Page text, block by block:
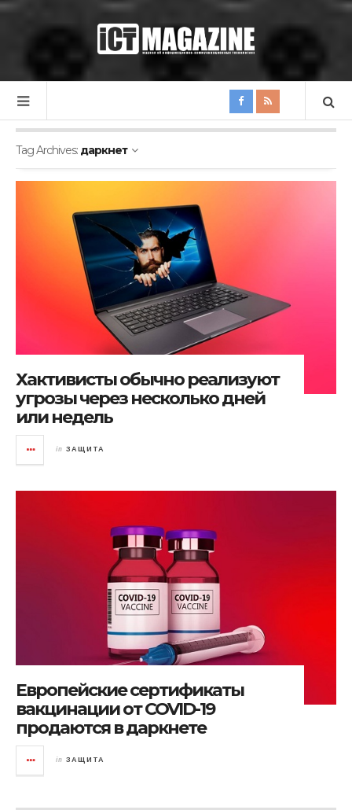
Tag Archives: даркнет
Хактивисты обычно реализуют
угрозы через несколько дней
или недель
in ЗАЩИТА
Европейские сертификаты
вакцинации от COVID-19
продаются в даркнете
in ЗАЩИТА